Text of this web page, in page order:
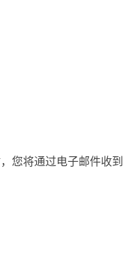
您将通过电子邮件收到